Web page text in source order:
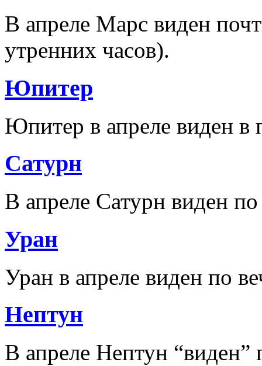
В апреле Марс виден
утренних часов).
Юпитер
Юпитер в апреле виден в
Сатурн
В апреле Сатурн виден
Уран
Уран в апреле виден по
Нептун
В апреле Нептун “виден”